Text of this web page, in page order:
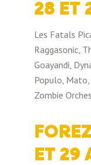
28 ET
Les Fatals
Raggasonic,
Goayandi,
Populo, Mato,
Zombie
ET 29